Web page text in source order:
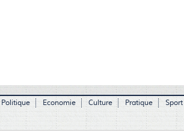
Politique Economie Culture Pratique Sport